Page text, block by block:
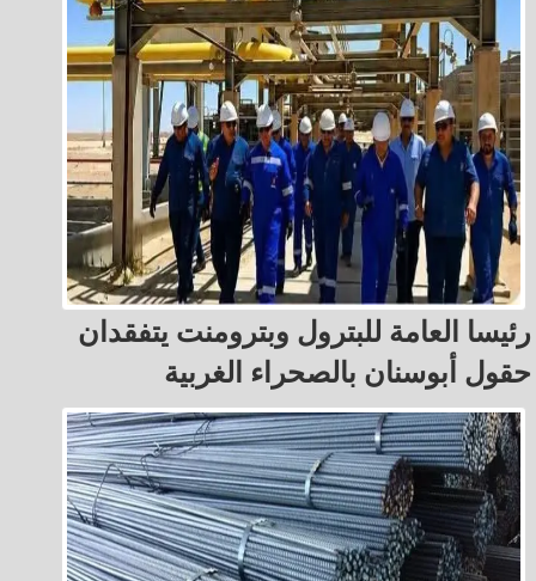
رئيسا العامة للبترول وبترومنت يتفقدان
حقول أبوسنان بالصحراء الغربية